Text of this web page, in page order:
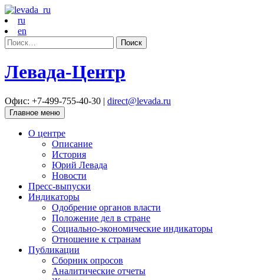
ru
en
Найти:
Левада-Центр
Офис: +7-499-755-40-30 | direct@levada.ru
Главное меню
О центре
Описание
История
Юрий Левада
Новости
Пресс-выпуски
Индикаторы
Одобрение органов власти
Положение дел в стране
Социально-экономические индикаторы
Отношение к странам
Публикации
Сборник опросов
Аналитические отчеты